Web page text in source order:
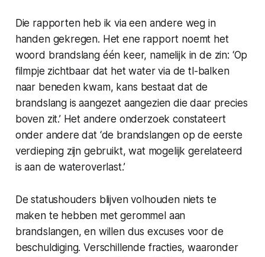
Die rapporten heb ik via een andere weg in
handen gekregen. Het ene rapport noemt het
woord brandslang één keer, namelijk in de zin: ‘Op
filmpje zichtbaar dat het water via de tl-balken
naar beneden kwam, kans bestaat dat de
brandslang is aangezet aangezien die daar precies
boven zit.’ Het andere onderzoek constateert
onder andere dat ‘de brandslangen op de eerste
verdieping zijn gebruikt, wat mogelijk gerelateerd
is aan de wateroverlast.’
De statushouders blijven volhouden niets te
maken te hebben met gerommel aan
brandslangen, en willen dus excuses voor de
beschuldiging. Verschillende fracties, waaronder